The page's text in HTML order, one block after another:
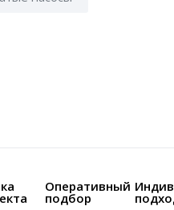
Оперативный
подбор